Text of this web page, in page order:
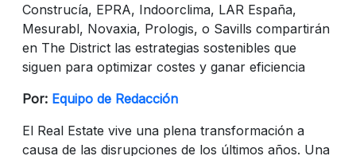
Construcía, EPRA, Indoorclima, LAR España,
Mesurabl, Novaxia, Prologis, o Savills compartirán
en The District las estrategias sostenibles que
siguen para optimizar costes y ganar eficiencia
Por: Equipo de Redacción
El Real Estate vive una plena transformación a
causa de las disrupciones de los últimos años. Una